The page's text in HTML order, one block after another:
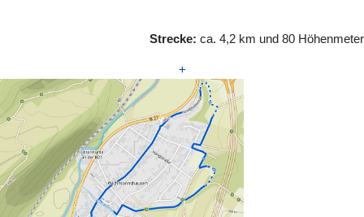
Strecke: ca. 4,2 km und 80 Höhenmeter
+